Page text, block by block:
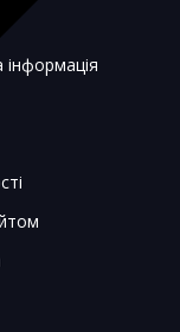
інформація